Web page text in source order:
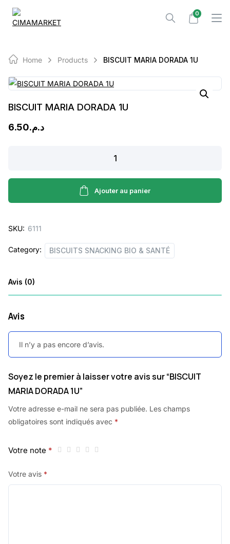
Skip
0
Home Products BISCUIT MARIA DORADA 1U
BISCUIT MARIA DORADA 1U
د.م.6.50
DORADA
quantity
Ajouter au panier
SKU: 6111
Category: BISCUITS SNACKING BIO & SANTÉ
Avis (0)
Avis
Il n’y a pas encore d’avis.
Soyez le premier à laisser votre avis sur “BISCUIT
MARIA DORADA 1U”
Votre adresse e-mail ne sera pas publiée. Les champs
obligatoires sont indiqués avec *
Votre note *
Votre avis *